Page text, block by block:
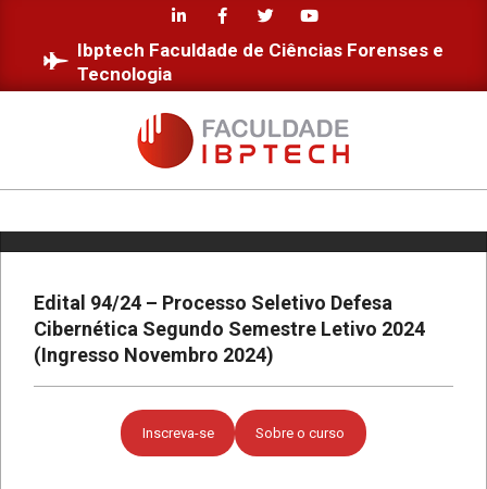
content
Ibptech Faculdade de Ciências Forenses e
Tecnologia
FACULDADE
IBPTECH
MenuEdital 94/24 – Processo Seletivo Defesa
Cibernética Segundo Semestre Letivo 2024
(Ingresso Novembro 2024)
Inscreva-se Sobre o curso
Estudantes da Faculdade IBPTECH
desenvolvem site dedicado à
Educação Digital
Diversidade e Inclusão na Faculdade
IBPTECH
Faculdade IBPTECH: Transformando
Futuros através da Educação de
Faculdade IBPTECH e SBSeg 2023